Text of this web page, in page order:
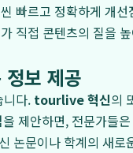
빠르고 정확하게 개
직접 콘텐츠의 질을
정보 제공
니다. tourlive 혁신의
제안하면, 전문가들
논문이나 학계의 새로